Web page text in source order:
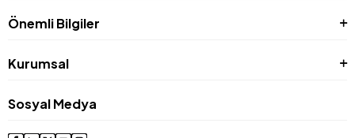
Önemli Bilgiler
Kurumsal
Sosyal Medya